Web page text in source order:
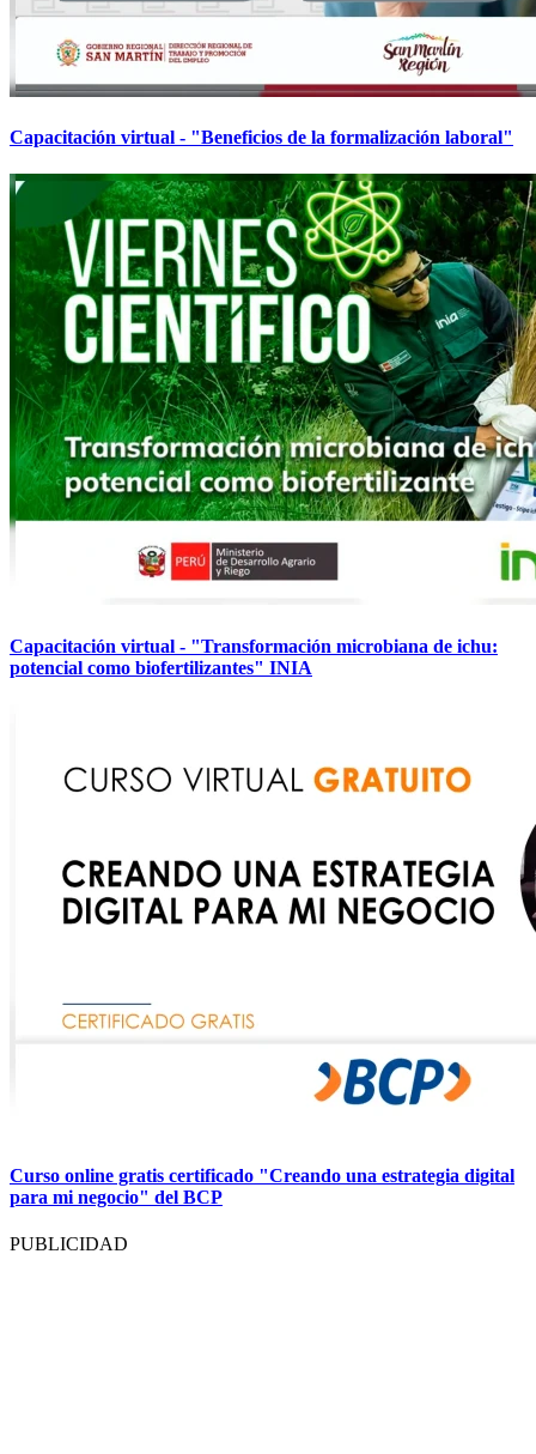
Capacitación virtual - "Beneficios de la formalización laboral"
Capacitación virtual - "Transformación microbiana de ichu:
potencial como biofertilizantes" INIA
Curso online gratis certificado "Creando una estrategia digital
para mi negocio" del BCP
PUBLICIDAD